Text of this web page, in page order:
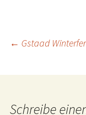
← Gstaad
Schreibe